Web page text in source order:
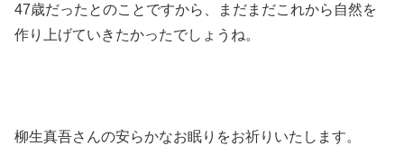
47歳だったとのことですから、まだまだこれから自然を
作り上げていきたかったでしょうね。
柳生真吾さんの安らかなお眠りをお祈りいたします。